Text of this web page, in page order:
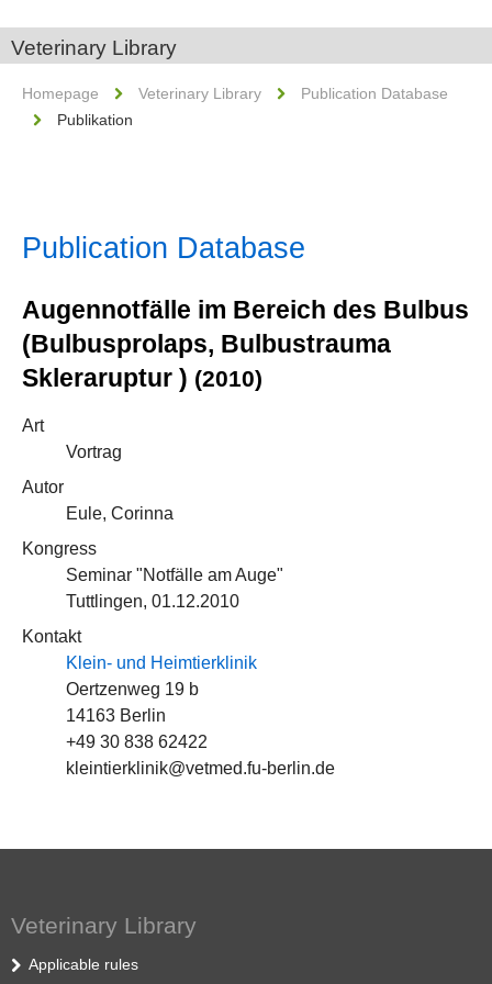
Veterinary Library
Homepage Veterinary Library
Publication Database
Publikation
Publication Database
Augennotfälle im Bereich des Bulbus
(Bulbusprolaps, Bulbustrauma
Skleraruptur ) (2010)
Art
Vortrag
Autor
Eule, Corinna
Kongress
Seminar "Notfälle am Auge"
Tuttlingen, 01.12.2010
Kontakt
Klein- und Heimtierklinik
Oertzenweg 19 b
14163 Berlin
+49 30 838 62422
kleintierklinik@vetmed.fu-berlin.de
Veterinary Library
Applicable rules